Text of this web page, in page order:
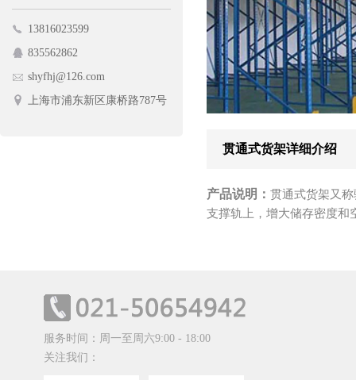
磁性材料卡
护栏网
促销台
蔬菜架
13816023599
835562862
shyfhj@126.com
上海市浦东新区康桥路787号
贯通式货架详细介绍
产品说明： 贯通式货架又
支撑轨上，增大储存密度和
服务时间：周一至周六9:00 - 18:00
关注我们：